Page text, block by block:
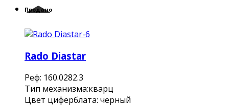
Продано
Rado Diastar
Реф: 160.0282.3
Тип механизма:кварц
Цвет циферблата: черный